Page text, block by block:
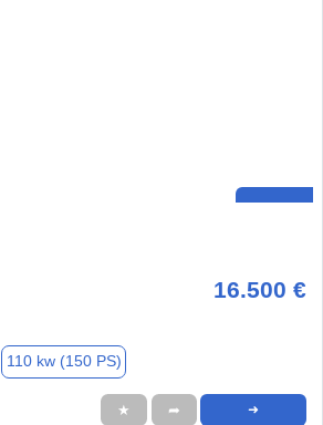
16.500 €
110 kw (150 PS)
★ ➦ ➜